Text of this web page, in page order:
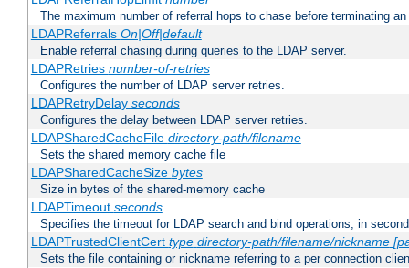
The maximum number of referral hops to chase before terminating
LDAPReferrals On|Off|default
Enable referral chasing during queries to the LDAP server.
LDAPRetries number-of-retries
Configures the number of LDAP server retries.
LDAPRetryDelay seconds
Configures the delay between LDAP server retries.
LDAPSharedCacheFile directory-path/filename
Sets the shared memory cache file
LDAPSharedCacheSize bytes
Size in bytes of the shared-memory cache
LDAPTimeout seconds
Specifies the timeout for LDAP search and bind operations, in
LDAPTrustedClientCert type directory-path/filename/nickname
Sets the file containing or nickname referring to a per connection